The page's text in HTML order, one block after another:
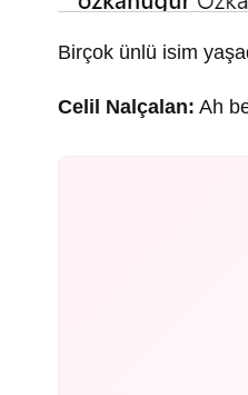
Birçok ünlü isim
Celil Nalçalan: Ah